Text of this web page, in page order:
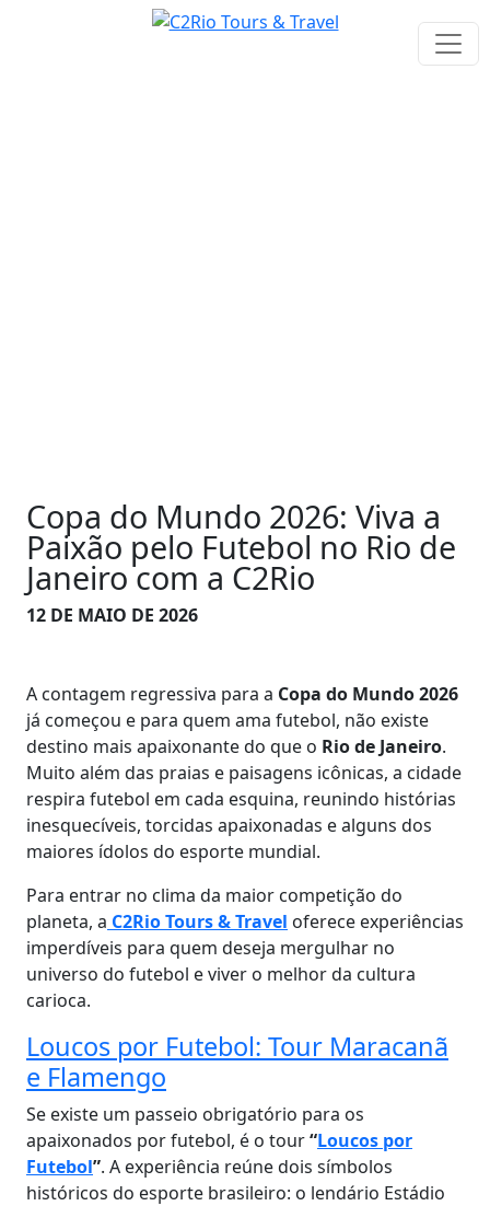
Copa do Mundo 2026: Viva a
Paixão pelo Futebol no Rio de
Janeiro com a C2Rio
12 DE MAIO DE 2026
A contagem regressiva para a Copa do Mundo 2026
já começou e para quem ama futebol, não existe
destino mais apaixonante do que o Rio de Janeiro.
Muito além das praias e paisagens icônicas, a cidade
respira futebol em cada esquina, reunindo histórias
inesquecíveis, torcidas apaixonadas e alguns dos
maiores ídolos do esporte mundial.
Para entrar no clima da maior competição do
planeta, a C2Rio Tours & Travel oferece experiências
imperdíveis para quem deseja mergulhar no
universo do futebol e viver o melhor da cultura
carioca.
Loucos por Futebol: Tour Maracanã
e Flamengo
Se existe um passeio obrigatório para os
apaixonados por futebol, é o tour“Loucos por
Futebol”. A experiência reúne dois símbolos
históricos do esporte brasileiro: o lendário Estádio